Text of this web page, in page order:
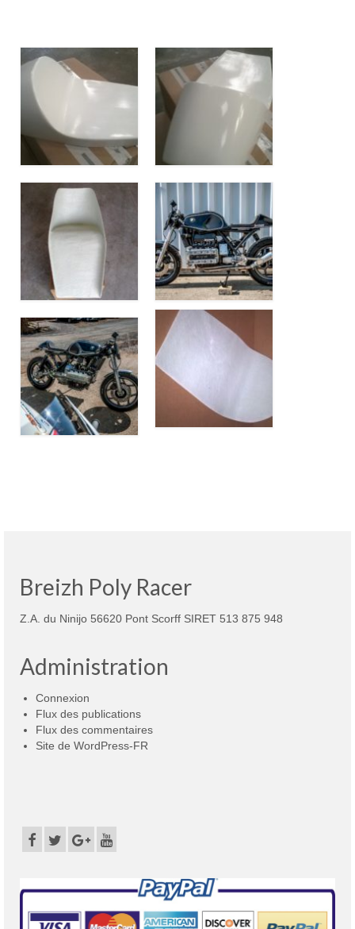
Breizh Poly Racer
Z.A. du Ninijo 56620 Pont Scorff SIRET 513 875 948
Administration
Connexion
Flux des publications
Flux des commentaires
Site de WordPress-FR